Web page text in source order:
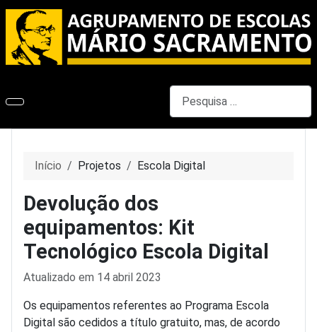
Início Projetos Escola Digital
Devolução dos
equipamentos: Kit
Tecnológico Escola Digital
Detalhes
Atualizado em 14 abril 2023
Os equipamentos referentes ao Programa Escola
Digital são cedidos a título gratuito, mas, de acordo